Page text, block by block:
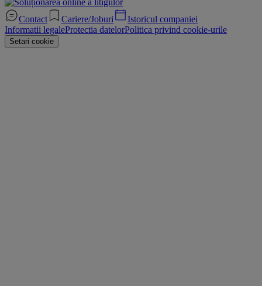
Contact Cariere/Joburi
Istoricul companiei
Informatii legaleProtectia datelorPolitica privind cookie-urile
Setari cookie